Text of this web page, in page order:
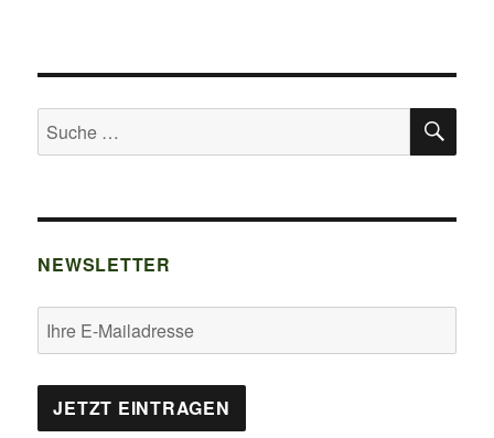
Suche
nach:
NEWSLETTER